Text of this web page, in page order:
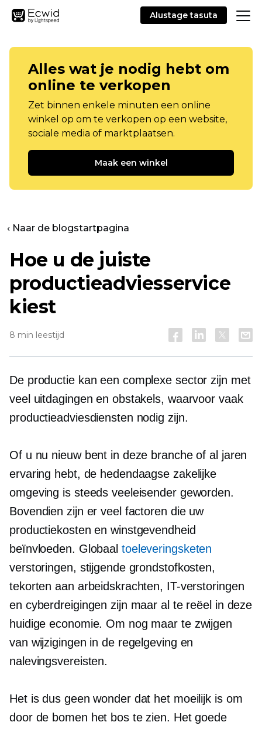
Alustage tasuta
Alles wat je nodig hebt om
online te verkopen
Zet binnen enkele minuten een online
winkel op om te verkopen op een website,
sociale media of marktplaatsen.
Maak een winkel
‹ Naar de blogstartpagina
Hoe u de juiste
productieadviesservice
kiest
8 min leestijd
De productie kan een complexe sector zijn met
veel uitdagingen en obstakels, waarvoor vaak
productieadviesdiensten nodig zijn.
Of u nu nieuw bent in deze branche of al jaren
ervaring hebt, de hedendaagse zakelijke
omgeving is steeds veeleisender geworden.
Bovendien zijn er veel factoren die uw
productiekosten en winstgevendheid
beïnvloeden. Globaal toeleveringsketen
verstoringen, stijgende grondstofkosten,
tekorten aan arbeidskrachten, IT-verstoringen
en cyberdreigingen zijn maar al te reëel in deze
huidige economie. Om nog maar te zwijgen
van wijzigingen in de regelgeving en
nalevingsvereisten.
Het is dus geen wonder dat het moeilijk is om
door de bomen het bos te zien. Het goede